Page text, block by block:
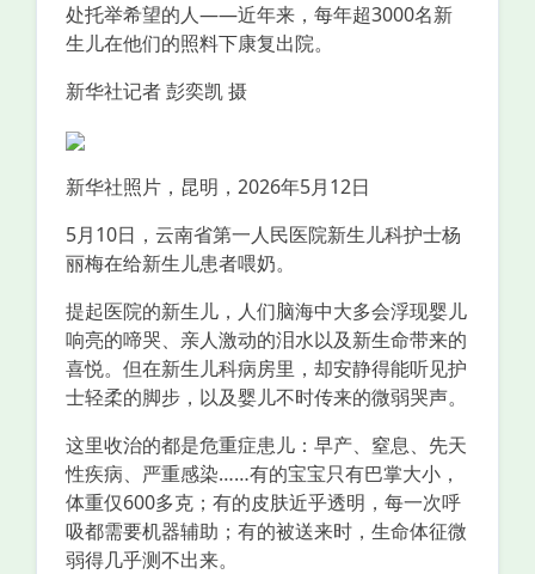
处托举希望的人——近年来，每年超3000名新
生儿在他们的照料下康复出院。
新华社记者 彭奕凯 摄
新华社照片，昆明，2026年5月12日
5月10日，云南省第一人民医院新生儿科护士杨
丽梅在给新生儿患者喂奶。
提起医院的新生儿，人们脑海中大多会浮现婴儿
响亮的啼哭、亲人激动的泪水以及新生命带来的
喜悦。但在新生儿科病房里，却安静得能听见护
士轻柔的脚步，以及婴儿不时传来的微弱哭声。
这里收治的都是危重症患儿：早产、窒息、先天
性疾病、严重感染……有的宝宝只有巴掌大小，
体重仅600多克；有的皮肤近乎透明，每一次呼
吸都需要机器辅助；有的被送来时，生命体征微
弱得几乎测不出来。